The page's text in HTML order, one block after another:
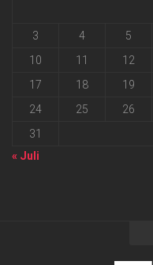
3
4 5
10
11 12
17
18 19
24
25 26
31
« Juli